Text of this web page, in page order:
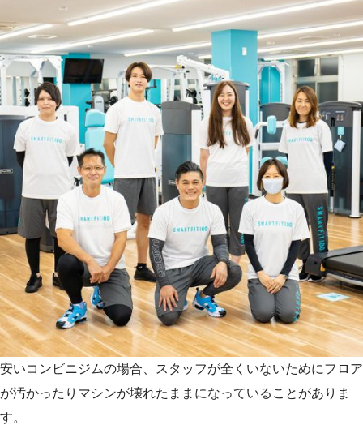
安いコンビニジムの場合、スタッフが全くいないためにフロア
が汚かったりマシンが壊れたままになっていることがありま
す。